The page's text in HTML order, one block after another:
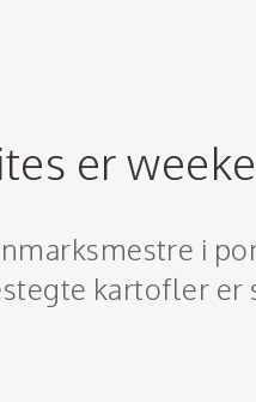
er
i
kartofler